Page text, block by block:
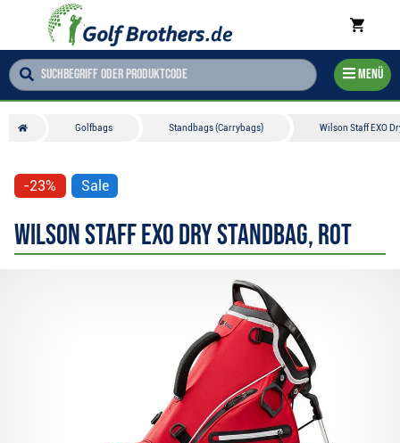
Menü
Golfbags Standbags (Carrybags) Wilson Staff EXO
-23% Sale
Wilson Staff EXO Dry Standbag, rot